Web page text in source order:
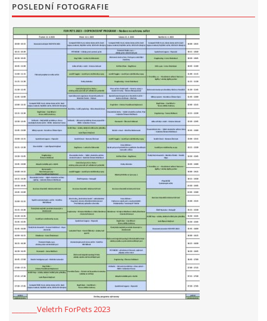
Fretky Boleslav, z.s.
Trnová 15
294 25 Katusice
602 692 130
info@fretkyboleslav.cz
© 2026 eStránky.cz |RSS|WebSlice |Tisk|Aktualizováno: 1. 8. 2026
Nahoru ↑
POSLEDNÍ FOTOGRAFIE
_______Veletrh ForPets 2023